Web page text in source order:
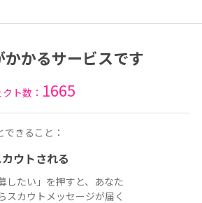
かるサービスです
ト数： 1665
きること：
ウトされる
したい」を押すと、あなた
スカウトメッセージが届く